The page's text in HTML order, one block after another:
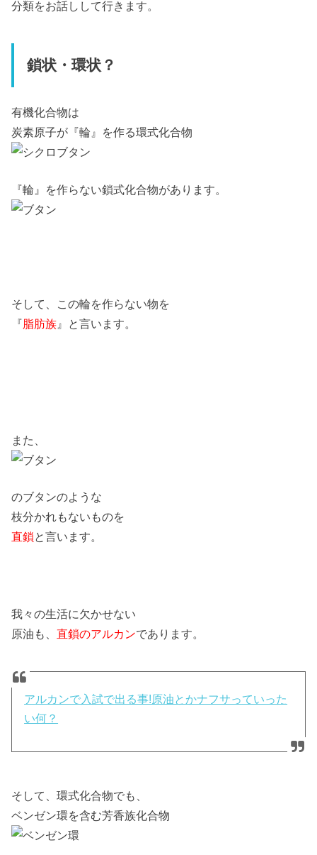
分類をお話しして行きます。
鎖状・環状？
有機化合物は
炭素原子が『輪』を作る環式化合物
『輪』を作らない鎖式化合物があります。
そして、この輪を作らない物を
『 脂肪族 』と言います。
また、
のブタンのような
枝分かれもないものを
直鎖と言います。
我々の生活に欠かせない
原油も、直鎖のアルカンであります。
アルカンで入試で出る事!原油とかナフサっていった
い何？
そして、環式化合物でも、
ベンゼン環を含む芳香族化合物